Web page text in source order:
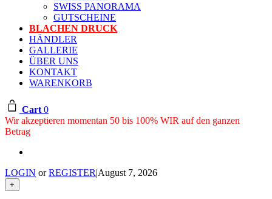
SWISS PANORAMA
GUTSCHEINE
BLACHEN DRUCK
HÄNDLER
GALLERIE
ÜBER UNS
KONTAKT
WARENKORB
Cart 0
Wir akzeptieren momentan 50 bis 100% WIR auf den ganzen
Betrag
LOGIN orREGISTER|August 7, 2026
+